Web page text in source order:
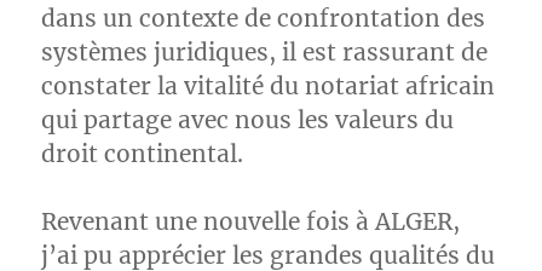
dans un contexte de confrontation des
systèmes juridiques, il est rassurant de
constater la vitalité du notariat africain
qui partage avec nous les valeurs du
droit continental.
Revenant une nouvelle fois à ALGER,
j’ai pu apprécier les grandes qualités du